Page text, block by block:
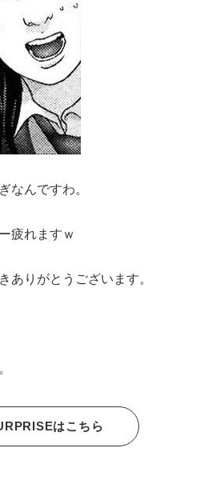
なんですわ。
疲れますｗ
ありがとうございます。
はこちら